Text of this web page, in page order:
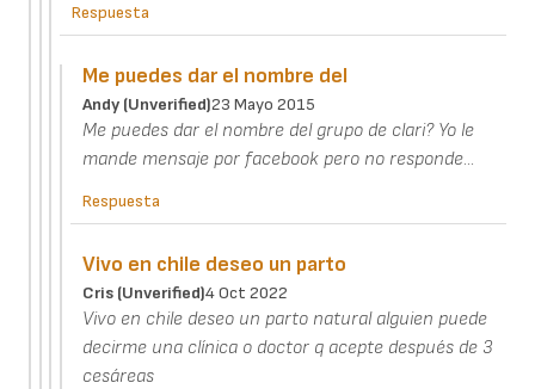
Respuesta
Me puedes dar el nombre del
Andy (unverified)23 Mayo 2015
Me puedes dar el nombre del grupo de clari? Yo le
mande mensaje por facebook pero no responde...
Respuesta
Vivo en chile deseo un parto
Cris (unverified)4 Oct 2022
Vivo en chile deseo un parto natural alguien puede
decirme una clínica o doctor q acepte después de 3
cesáreas